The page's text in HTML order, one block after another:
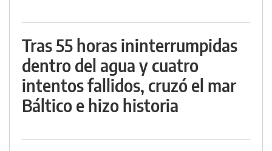
Tras 55 horas ininterrumpidas
dentro del agua y cuatro
intentos fallidos, cruzó el mar
Báltico e hizo historia